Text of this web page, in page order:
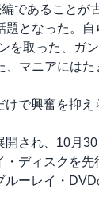
編であること
題となった。
を取った、ガ
マニアにはた
で興奮を抑え
され、10月
ディスクを
ーレイ・DVD